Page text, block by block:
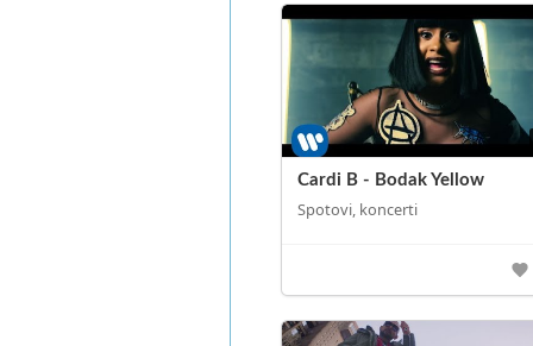
Cardi B - Bodak Yellow
Spotovi, koncerti